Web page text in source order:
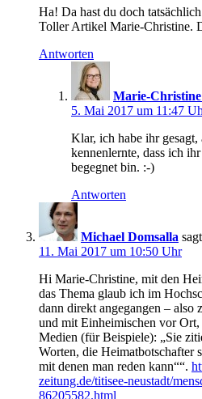
Ha! Da hast du doch
Toller Artikel Marie-Christine.
Antworten
Marie-
5. Mai 2017 um 11:47
Klar, ich habe ihr gesagt,
kennenlernte, dass ich
begegnet bin. :-)
Antworten
Michael Domsalla
11. Mai 2017 um 10:50 Uhr
Hi Marie-Christine, mit den
das Thema glaub ich im
dann direkt angegangen – also
und mit Einheimischen vor Ort,
Medien (für Beispiele): „Sie
Worten, die Heimatbotschafter
mit denen man reden kann““.
zeitung.de/titisee-neustadt/
86205582.html